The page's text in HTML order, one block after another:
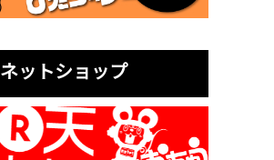
ネットショップ